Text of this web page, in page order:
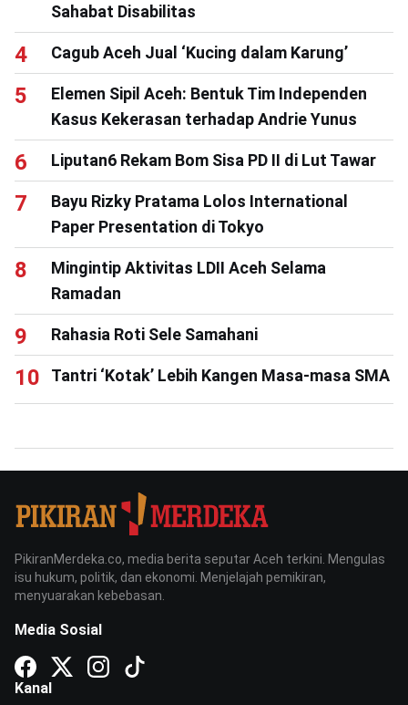
Sahabat Disabilitas
Cagub Aceh Jual ‘Kucing dalam Karung’
Elemen Sipil Aceh: Bentuk Tim Independen
Kasus Kekerasan terhadap Andrie Yunus
Liputan6 Rekam Bom Sisa PD II di Lut Tawar
Bayu Rizky Pratama Lolos International
Paper Presentation di Tokyo
Mingintip Aktivitas LDII Aceh Selama
Ramadan
Rahasia Roti Sele Samahani
Tantri ‘Kotak’ Lebih Kangen Masa-masa SMA
PikiranMerdeka.co, media berita seputar Aceh terkini. Mengulas
isu hukum, politik, dan ekonomi. Menjelajah pemikiran,
menyuarakan kebebasan.
Media Sosial
Kanal